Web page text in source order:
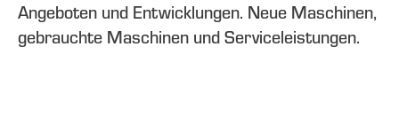
Angeboten und Entwicklungen. Neue Maschinen,
gebrauchte Maschinen und Serviceleistungen.